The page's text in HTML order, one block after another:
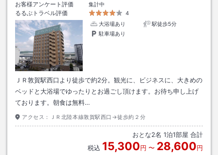
お客様アンケート評価
集計中
るるぶトラベル評価
4
大浴場あり
駅徒歩5分
駐車場あり
ＪＲ敦賀駅西口より徒歩で約2分。観光に、ビジネスに、大きめの
ベッドと大浴場でゆったりとお過ごし頂けます。お待ち申し上げ
ております。朝食は無料…
アクセス： ＪＲ北陸本線敦賀駅西口→徒歩約２分
おとな2名 1泊1部屋 合計
税込 15,300円 〜 28,600円